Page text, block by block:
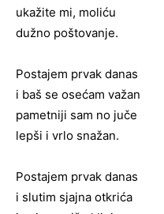
ukažite mi, moliću
dužno poštovanje.
Postajem prvak danas
i baš se osećam važan
pametniji sam no juče
lepši i vrlo snažan.
Postajem prvak danas
i slutim sjajna otkrića